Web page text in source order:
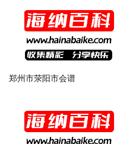
郑州市荥阳市会谱